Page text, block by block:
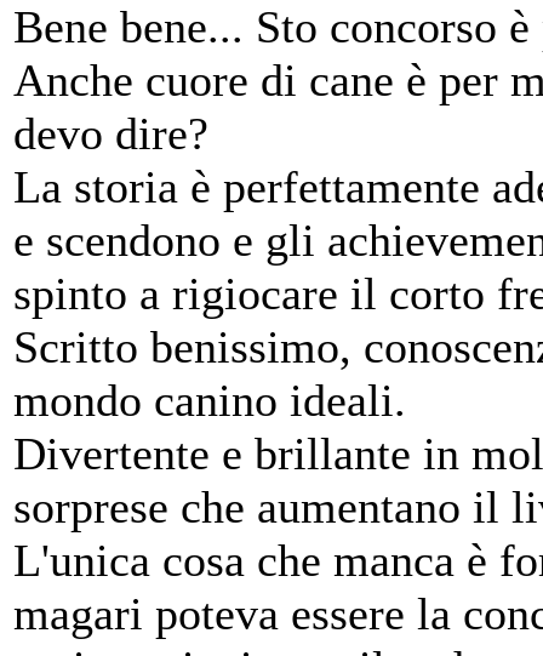
Bene bene... Sto concorso
Anche cuore di cane è per
devo dire?
La storia è perfettamente
e scendono e gli
spinto a rigiocare il corto
Scritto benissimo,
mondo canino ideali.
Divertente e brillante in
sorprese che aumentano il
L'unica cosa che manca è
magari poteva essere la